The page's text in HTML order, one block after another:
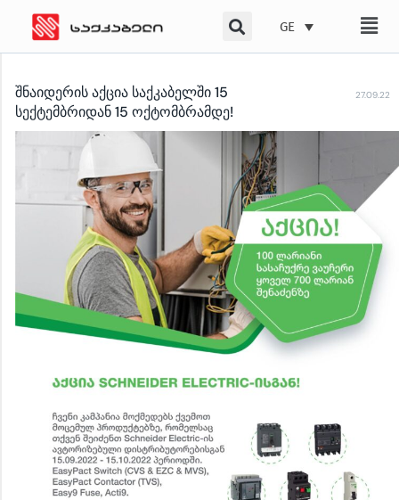
content
GE
შნაიდერის აქცია საქკაბელში 15
სექტემბრიდან 15 ოქტომბრამდე!
27.09.22